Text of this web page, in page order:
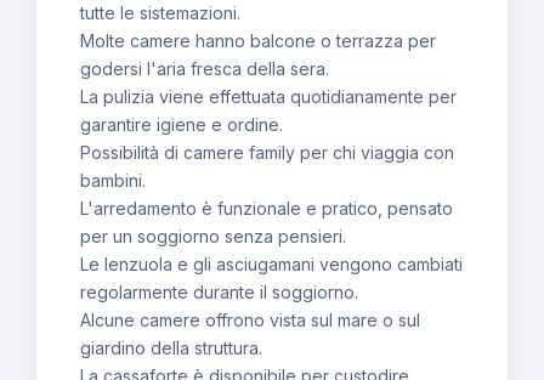
tutte le sistemazioni.
Molte camere hanno balcone o terrazza per
godersi l'aria fresca della sera.
La pulizia viene effettuata quotidianamente per
garantire igiene e ordine.
Possibilità di camere family per chi viaggia con
bambini.
L'arredamento è funzionale e pratico, pensato
per un soggiorno senza pensieri.
Le lenzuola e gli asciugamani vengono cambiati
regolarmente durante il soggiorno.
Alcune camere offrono vista sul mare o sul
giardino della struttura.
La cassaforte è disponibile per custodire